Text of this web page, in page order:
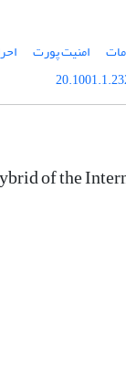
امنیت پورت
of the